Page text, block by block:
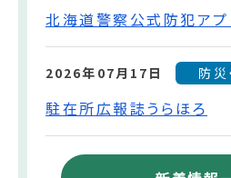
北海道警察公式防犯ア
2026年07月17日 防災
駐在所広報誌うらほろ